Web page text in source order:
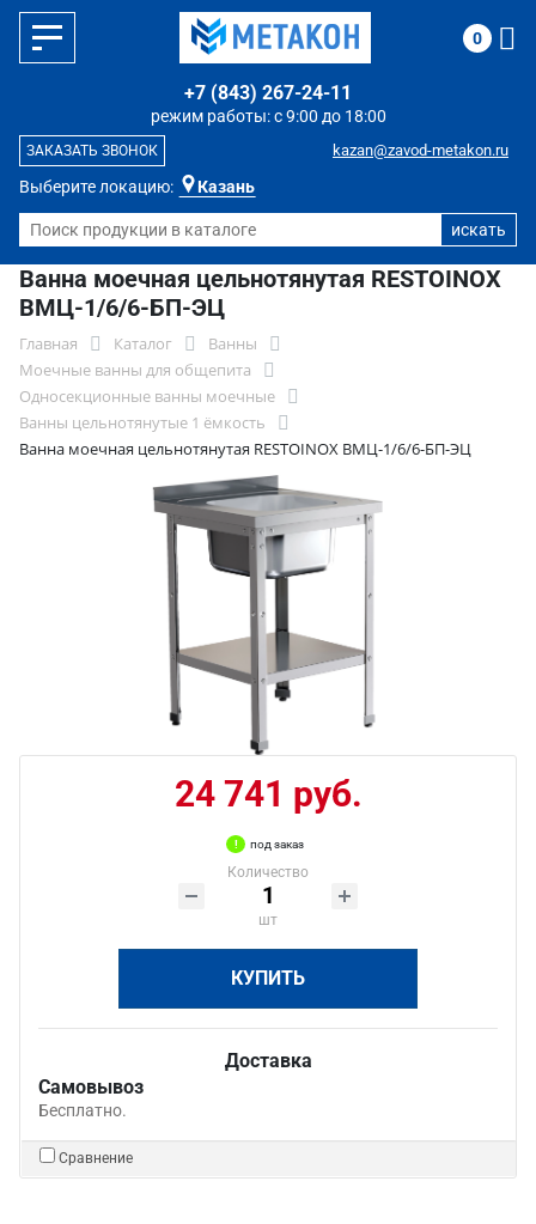
Выберите локацию: Казань
режим работы: с 9:00 до 18:00
+7 (843) 267-24-11
kazan@zavod-metakon.ru
ЗАКАЗАТЬ ЗВОНОК
0
Ванна моечная цельнотянутая RESTOINOX
ВМЦ-1/6/6-БП-ЭЦ
Главная Каталог
Ванны
Моечные ванны для общепита
Односекционные ванны моечные
Ванны цельнотянутые 1 ёмкость
Ванна моечная цельнотянутая RESTOINOX ВМЦ-1/6/6-БП-ЭЦ
24 741 руб.
под заказ
Количество
шт
КУПИТЬ
Доставка
Самовывоз
Бесплатно.
Сравнение